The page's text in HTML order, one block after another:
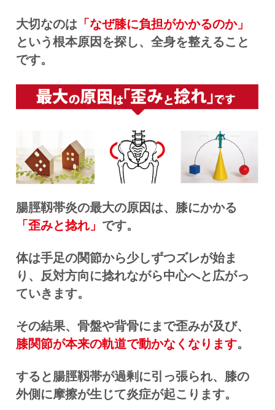
大切なのは 「なぜ膝に負担がかかるのか」
という根本原因を探し、全身を整えること
です。
腸脛靱帯炎の最大の原因は、膝にかかる
「歪みと捻れ」 です。
体は手足の関節から少しずつズレが始ま
り、反対方向に捻れながら中心へと広がっ
ていきます。
その結果、骨盤や背骨にまで歪みが及び、
膝関節が本来の軌道で動かなくなります。
すると腸脛靱帯が過剰に引っ張られ、膝の
外側に摩擦が生じて炎症が起こります。